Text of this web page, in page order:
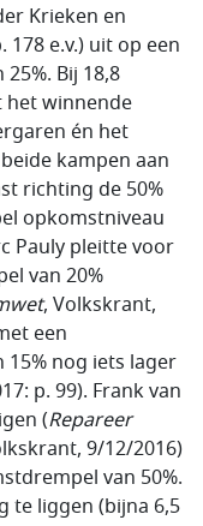
Krieken en
178 e.v.) uit op een
Bij 18,8
het winnende
én het
kampen aan
richting de 50%
opkomstniveau
Pauly pleitte voor
van 20%
, Volkskrant,
een
nog iets lager
p. 99). Frank van
(Repareer
9/12/2016)
van 50%.
te liggen (bijna 6,5